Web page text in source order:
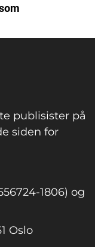
publisister på
siden for
1806) og
Oslo